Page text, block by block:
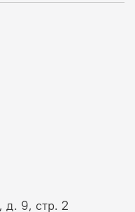
д. 9, стр. 2